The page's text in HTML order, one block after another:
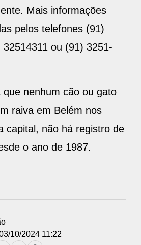
Mais informações
pelos telefones (91)
ou (91) 3251-
que nenhum cão ou gato
raiva em Belém nos
capital, não há registro de
o ano de 1987.
10/2024 11:22